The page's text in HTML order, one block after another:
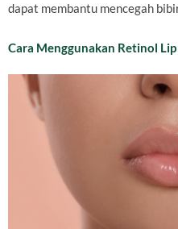
dapat membantu mencegah
Cara Menggunakan Retinol Lip